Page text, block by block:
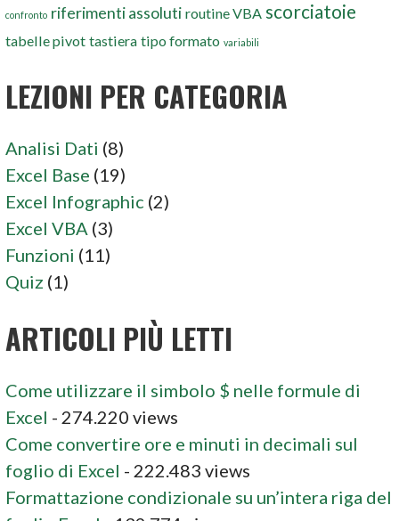
confronto riferimenti assoluti routine VBA scorciatoie
tabelle pivot tastiera tipo formato variabili
LEZIONI PER CATEGORIA
Analisi Dati (8)
Excel Base (19)
Excel Infographic (2)
Excel VBA (3)
Funzioni (11)
Quiz (1)
ARTICOLI PIÙ LETTI
Come utilizzare il simbolo $ nelle formule di
Excel - 274.220 views
Come convertire ore e minuti in decimali sul
foglio di Excel - 222.483 views
Formattazione condizionale su un’intera riga del